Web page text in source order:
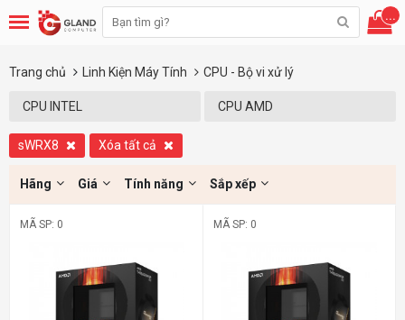
...
Trang chủ Linh Kiện Máy Tính CPU - Bộ vi xử lý
CPU INTEL CPU AMD
sWRX8 Xóa tất cả
Hãng Giá Tính năng Sắp xếp
MÃ SP: 0 MÃ SP: 0